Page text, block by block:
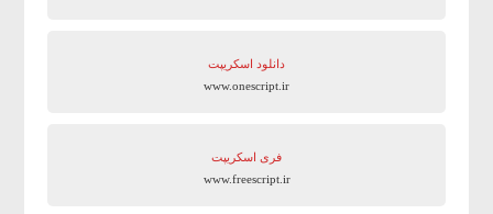
دانلود اسکریپت
www.onescript.ir
فری اسکریپت
www.freescript.ir